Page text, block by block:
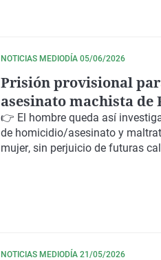
NOTICIAS MEDIODÍA 05/06/2026
Prisión provisional
asesinato machista de
👉 El hombre queda así
de homicidio/asesinato y
mujer, sin perjuicio de futuras
NOTICIAS MEDIODÍA 21/05/2026